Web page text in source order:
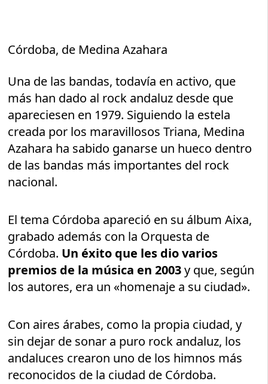
Córdoba, de Medina Azahara
Una de las bandas, todavía en activo, que
más han dado al rock andaluz desde que
apareciesen en 1979. Siguiendo la estela
creada por los maravillosos Triana, Medina
Azahara ha sabido ganarse un hueco dentro
de las bandas más importantes del rock
nacional.
El tema Córdoba apareció en su álbum Aixa,
grabado además con la Orquesta de
Córdoba. Un éxito que les dio varios
premios de la música en 2003y que, según
los autores, era un «homenaje a su ciudad».
Con aires árabes, como la propia ciudad, y
sin dejar de sonar a puro rock andaluz, los
andaluces crearon uno de los himnos más
reconocidos de la ciudad de Córdoba.